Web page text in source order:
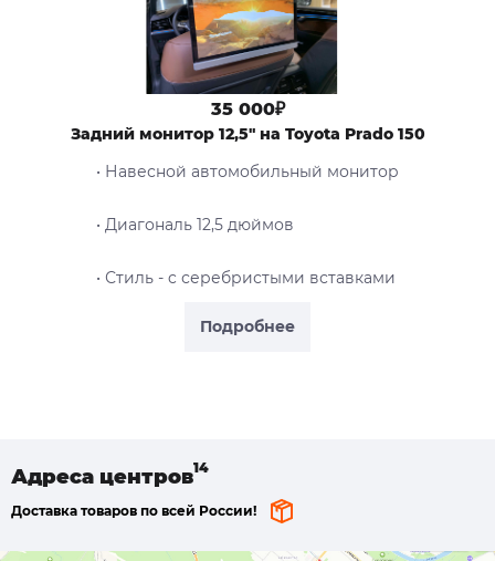
Подробнее
35 000₽
Задний монитор 12,5" на Toyota Prado 150
• Навесной автомобильный монитор
• Диагональ 12,5 дюймов
• Стиль - c серебристыми вставками
Адреса центров
Доставка товаров по всей России!